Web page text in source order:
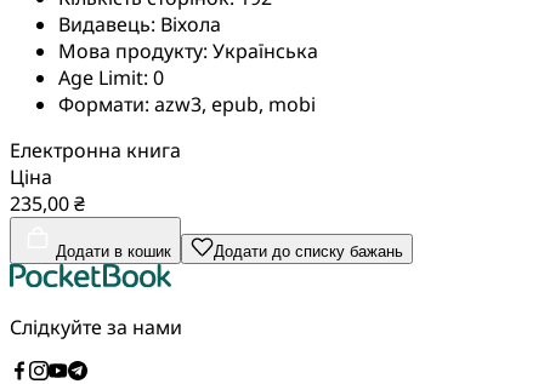
Видавець: Віхола
Мова продукту: Українська
Age Limit: 0
Формати: azw3, epub, mobi
Електронна книга
Ціна
235,00 ₴
Додати в кошик Додати до списку бажань
Слідкуйте за нами